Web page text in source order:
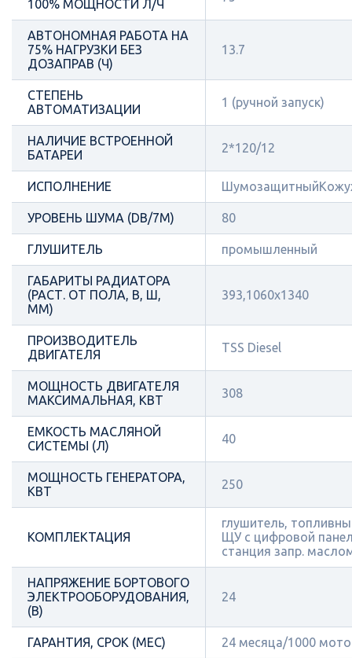
100% МОЩНОСТИ Л/Ч
АВТОНОМНАЯ РАБОТА НА
75% НАГРУЗКИ БЕЗ
ДОЗАПРАВ (Ч)
13.7
СТЕПЕНЬ
АВТОМАТИЗАЦИИ
1 (ручной запуск)
НАЛИЧИЕ ВСТРОЕННОЙ
БАТАРЕИ
2*120/12
ИСПОЛНЕНИЕ
УРОВЕНЬ ШУМА (DB/7М) 80
ГЛУШИТЕЛЬ промышленный
ГАБАРИТЫ РАДИАТОРА
(РАСТ. ОТ ПОЛА, В, Ш,
ММ)
393,1060х1340
ПРОИЗВОДИТЕЛЬ
ДВИГАТЕЛЯ
TSS Diesel
МОЩНОСТЬ ДВИГАТЕЛЯ
МАКСИМАЛЬНАЯ, КВТ
308
ЕМКОСТЬ МАСЛЯНОЙ
СИСТЕМЫ (Л)
40
МОЩНОСТЬ ГЕНЕРАТОРА,
КВТ
250
КОМПЛЕКТАЦИЯ
глушитель,
ЩУ с цифровой
станция запр.
НАПРЯЖЕНИЕ БОРТОВОГО
ЭЛЕКТРООБОРУДОВАНИЯ,
(В)
24
ГАРАНТИЯ, СРОК (МЕС) 24 месяца/1000